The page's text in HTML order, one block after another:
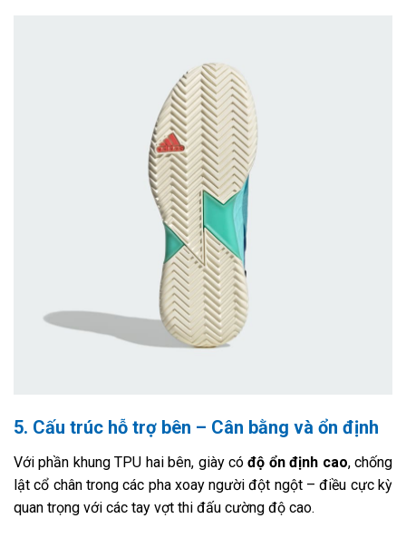
5. Cấu trúc hỗ trợ bên – Cân bằng và ổn định
Với phần khung TPU hai bên, giày cóđộ ổn định cao, chống
lật cổ chân trong các pha xoay người đột ngột – điều cực kỳ
quan trọng với các tay vợt thi đấu cường độ cao.